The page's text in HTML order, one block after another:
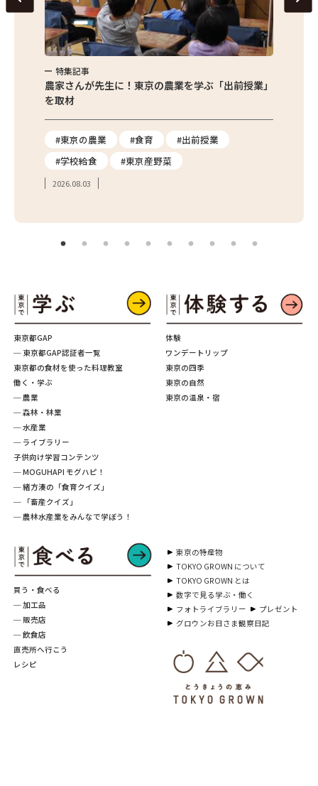
特集記事
農家さんが先生に！東京の農業を学ぶ「出前授業」
を取材
#東京の農業 #食育
#出前授業
#学校給食
#東京産野菜
2026.08.03
東京都GAP
─ 東京都GAP認証者一覧
東京都の食材を使った料理教室
働く・学ぶ
─ 農業
─ 森林・林業
─ 水産業
─ ライブラリー
子供向け学習コンテンツ
─ MOGUHAPI モグハピ！
─ 緒方湊の「食育クイズ」
─ 「畜産クイズ」
─ 農林水産業をみんなで学ぼう！
買う・食べる
─ 加工品
─ 販売店
─ 飲食店
直売所へ行こう
レシピ
体験
ワンデートリップ
東京の四季
東京の自然
東京の温泉・宿
東京の特産物
TOKYO GROWN について
TOKYO GROWN とは
数字で見る学ぶ・働く
フォトライブラリー
プレゼント
グロウンお日さま観察日記